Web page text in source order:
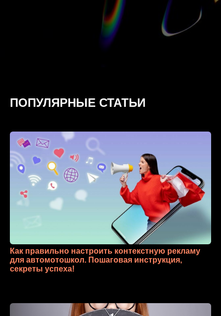
ПОПУЛЯРНЫЕ СТАТЬИ
Как правильно настроить контекстную рекламу
для автомотошкол. Пошаговая инструкция,
секреты успеха!